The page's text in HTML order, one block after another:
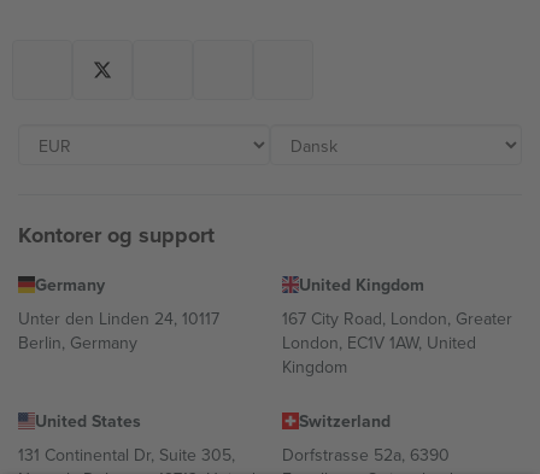
Kontorer og support
Germany
Unter den Linden 24, 10117
Berlin, Germany
United Kingdom
167 City Road, London, Greater
London, EC1V 1AW, United
Kingdom
United States
131 Continental Dr, Suite 305,
Switzerland
Dorfstrasse 52a, 6390